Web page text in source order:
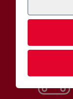
¿POR